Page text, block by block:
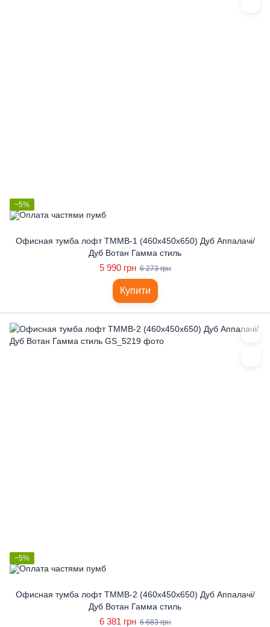
−5%
Офисная тумба лофт ТММВ-1 (460x450x650) Дуб Аппалачі/
Дуб Вотан Гамма стиль
5 990 грн 6 273 грн
Купити
−5%
Офисная тумба лофт ТММВ-2 (460x450x650) Дуб Аппалачі/
Дуб Вотан Гамма стиль
6 381 грн 6 683 грн